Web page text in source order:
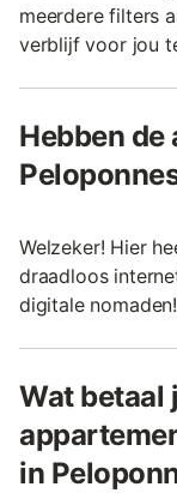
meerdere filters
verblijf voor jou
Hebben
Welzeker! Hier
draadloos
digitale nomaden!
Wat betaal
in